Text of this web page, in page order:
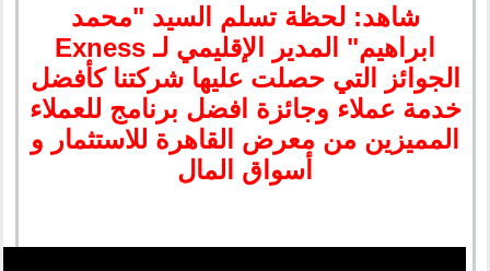
شاهد: لحظة تسلم السيد "محمد
ابراهيم" المدير الإقليمي لـ Exness
الجوائز التي حصلت عليها شركتنا كأفضل
خدمة عملاء وجائزة افضل برنامج للعملاء
المميزين من معرض القاهرة للاستثمار و
أسواق المال